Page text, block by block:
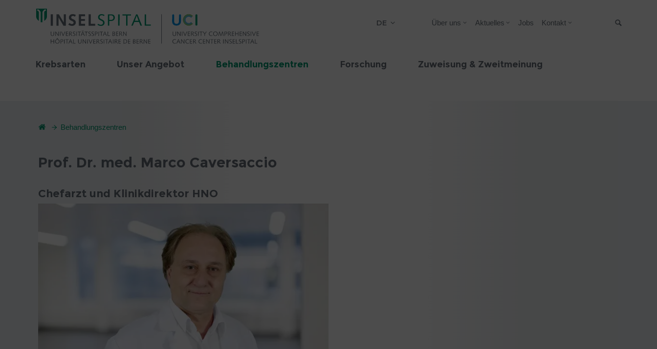
DE Über uns Aktuelles Jobs Kontakt
Krebsarten Unser Angebot Behandlungszentren Forschung Zuweisung & Zweitmeinung
Behandlungszentren
Prof. Dr. med. Marco Caversaccio
Chefarzt und Klinikdirektor HNO